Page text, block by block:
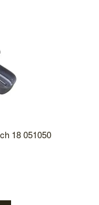
18 051050